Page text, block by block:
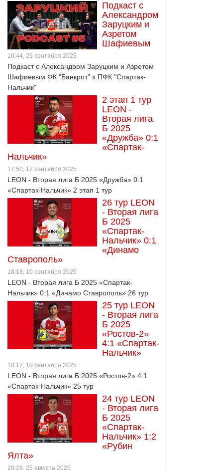
Подкаст с
Александром
Заруцким и
Азретом
Шафиевым
16:44, 26 сентября 2025
Подкаст с Александром Заруцким и Азретом
Шафиевым ФК "Банкрот" х ПФК "Спартак-
Нальчик"
2 этап 1 тур
LEON -
Вторая лига
Б 2025
«Дружба» 0:1
«Спартак-
Нальчик»
17:50, 17 сентября 2025
LEON - Вторая лига Б 2025 «Дружба» 0:1
«Спартак-Нальчик» 2 этап 1 тур
26 тур LEON
- Вторая лига
Б 2025
«Спартак-
Нальчик» 0:1
«Динамо
Ставрополь»
18:18, 10 сентября 2025
LEON - Вторая лига Б 2025 «Спартак-
Нальчик» 0:1 «Динамо Ставрополь» 26 тур
25 тур LEON
- Вторая лига
Б 2025
«Ростов-2»
4:1 «Спартак-
Нальчик»
18:17, 10 сентября 2025
LEON - Вторая лига Б 2025 «Ростов-2» 4:1
«Спартак-Нальчик» 25 тур
24 тур LEON
- Вторая лига
Б 2025
«Спартак-
Нальчик» 1:2
«Рубин
Ялта»
20:29, 25 августа 2025